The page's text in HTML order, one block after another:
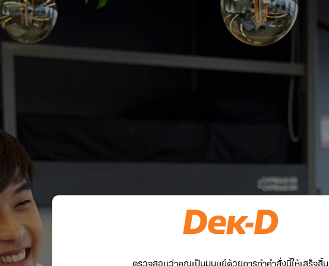
ตรวจสอบว่าคุณเป็นมนุษย์ด้วยการทำคำสั่งนี้ให้เสร็จสิ้น